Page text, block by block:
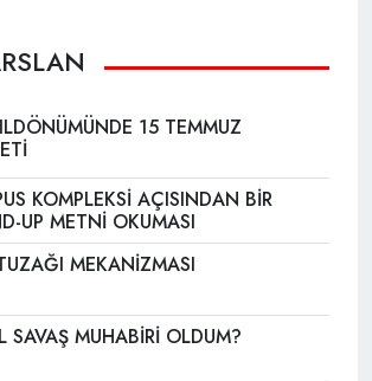
15 TEMMUZ
KOMPLEKSİ AÇISINDAN BİR
UP METNİ OKUMASI
MEKANİZMASI
SAVAŞ MUHABİRİ OLDUM?